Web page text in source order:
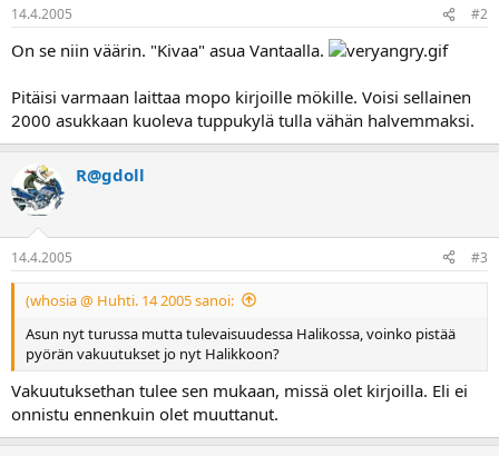
14.4.2005 #2
On se niin väärin. "Kivaa" asua Vantaalla.
Pitäisi varmaan laittaa mopo kirjoille mökille. Voisi sellainen
2000 asukkaan kuoleva tuppukylä tulla vähän halvemmaksi.
R@gdoll
14.4.2005 #3
(whosia @ Huhti. 14 2005 sanoi:
Asun nyt turussa mutta tulevaisuudessa Halikossa, voinko pistää
pyörän vakuutukset jo nyt Halikkoon?
Vakuutuksethan tulee sen mukaan, missä olet kirjoilla. Eli ei
onnistu ennenkuin olet muuttanut.